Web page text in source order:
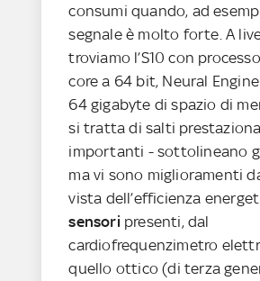
consumi quando, ad
segnale è molto forte. A
troviamo l’S10 con
core a 64 bit, Neural
64 gigabyte di spazio di
si tratta di salti
importanti - sottolineano
ma vi sono miglioramenti
vista dell’efficienza
sensori presenti, dal
cardiofrequenzimetro
quello ottico (di terza